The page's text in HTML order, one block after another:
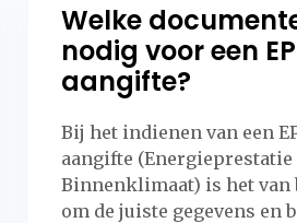
Welke
nodig voor een
aangifte?
Bij het indienen van een
aangifte (Energieprestatie
Binnenklimaat) is het van
om de juiste gegevens en